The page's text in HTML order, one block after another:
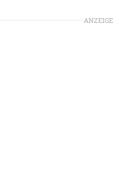
ANZEIGE